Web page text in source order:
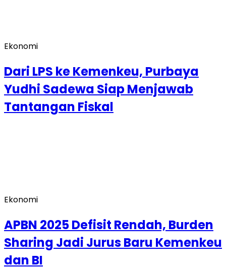
Ekonomi
Dari LPS ke Kemenkeu, Purbaya
Yudhi Sadewa Siap Menjawab
Tantangan Fiskal
Ekonomi
APBN 2025 Defisit Rendah, Burden
Sharing Jadi Jurus Baru Kemenkeu
dan BI